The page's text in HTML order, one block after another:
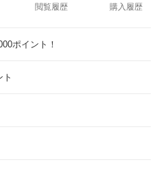
閲覧履歴 購入履歴
ポイント！